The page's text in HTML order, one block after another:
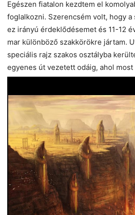
Egészen fiatalon kezdtem el
foglalkozni. Szerencsém volt, hogy
ez irányú érdeklődésemet és 11-12
mar különböző szakkörökre jártam.
speciális rajz szakos osztályba
egyenes út vezetett odáig, ahol most